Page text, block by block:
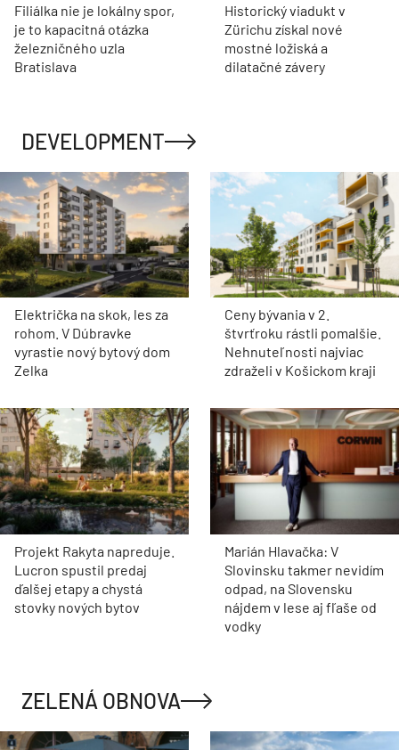
Filiálka nie je lokálny spor,
je to kapacitná otázka
železničného uzla
Bratislava
Historický viadukt v
Zürichu získal nové
mostné ložiská a
dilatačné závery
DEVELOPMENT
Električka na skok, les za
rohom. V Dúbravke
vyrastie nový bytový dom
Zelka
Ceny bývania v 2.
štvrťroku rástli pomalšie.
Nehnuteľnosti najviac
zdraželi v Košickom kraji
Projekt Rakyta napreduje.
Lucron spustil predaj
ďalšej etapy a chystá
stovky nových bytov
Marián Hlavačka: V
Slovinsku takmer nevidím
odpad, na Slovensku
nájdem v lese aj fľaše od
vodky
ZELENÁ OBNOVA